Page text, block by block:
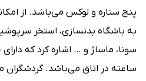
پنج ستاره و لوکس می‌باشد. از
به باشگاه بدنسازی، استخر
سونا، ماساژ و … اشاره کرد که
ساعته در اتاق می‌باشد. گردشگران